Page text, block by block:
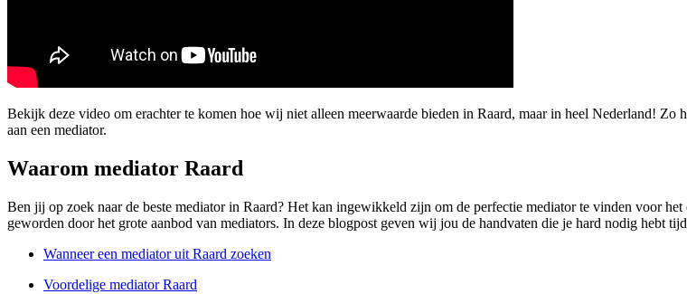
Bekijk deze video om erachter te komen hoe wij niet alleen meerwaarde bieden in Raard, maar in heel Nederland!
aan een mediator.
Waarom mediator Raard
Ben jij op zoek naar de beste mediator in Raard? Het kan ingewikkeld zijn om de perfectie mediator te vinden voor
geworden door het grote aanbod van mediators. In deze blogpost geven wij jou de handvaten die je hard nodig hebt
Wanneer een mediator uit Raard zoeken
Voordelige mediator Raard